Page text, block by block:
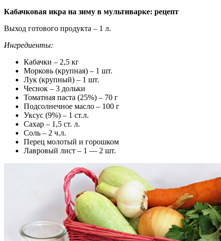
Кабачковая икра на зиму в мультиварке: рецепт
Выход готового продукта – 1 л.
Ингредиенты:
Кабачки – 2,5 кг
Морковь (крупная) – 1 шт.
Лук (крупный) – 1 шт.
Чеснок – 3 дольки
Томатная паста (25%) – 70 г
Подсолнечное масло – 100 г
Уксус (9%) – 1 ст.л.
Сахар – 1,5 ст. л.
Соль – 2 ч.л.
Перец молотый и горошком
Лавровый лист – 1 — 2 шт.